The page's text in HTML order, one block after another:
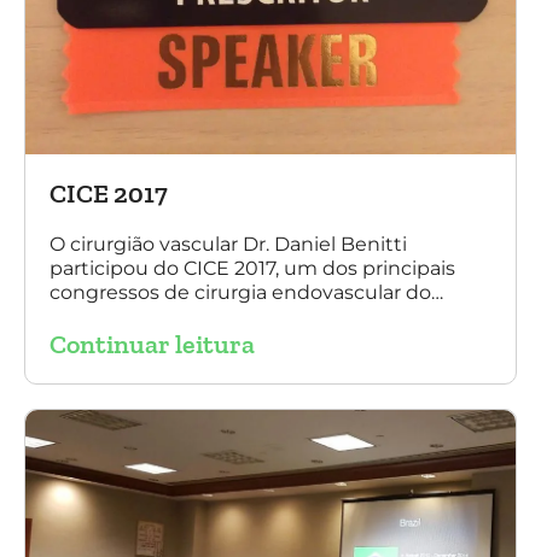
CICE 2017
O cirurgião vascular Dr. Daniel Benitti
participou do CICE 2017, um dos principais
congressos de cirurgia endovascular do
sobre a experiência brasileira no tratamento
multilayer. Mais de 200 pacientes operados
sem nenhum caso de paraplegia!
Continuar leitura